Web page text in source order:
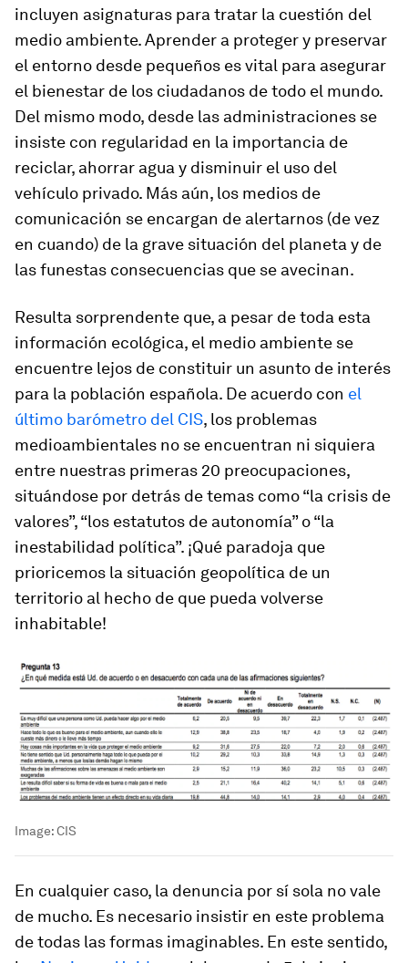
incluyen asignaturas para tratar la cuestión del
medio ambiente. Aprender a proteger y preservar
el entorno desde pequeños es vital para asegurar
el bienestar de los ciudadanos de todo el mundo.
Del mismo modo, desde las administraciones se
insiste con regularidad en la importancia de
reciclar, ahorrar agua y disminuir el uso del
vehículo privado. Más aún, los medios de
comunicación se encargan de alertarnos (de vez
en cuando) de la grave situación del planeta y de
las funestas consecuencias que se avecinan.
Resulta sorprendente que, a pesar de toda esta
información ecológica, el medio ambiente se
encuentre lejos de constituir un asunto de interés
para la población española. De acuerdo con el
último barómetro del CIS, los problemas
medioambientales no se encuentran ni siquiera
entre nuestras primeras 20 preocupaciones,
situándose por detrás de temas como “la crisis de
valores”, “los estatutos de autonomía” o “la
inestabilidad política”. ¡Qué paradoja que
prioricemos la situación geopolítica de un
territorio al hecho de que pueda volverse
inhabitable!
Image:CIS
En cualquier caso, la denuncia por sí sola no vale
de mucho. Es necesario insistir en este problema
de todas las formas imaginables. En este sentido,